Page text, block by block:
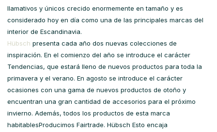
llamativos y únicos crecido enormemente en tamaño y es
considerado hoy en día como una de las principales marcas del
interior de Escandinavia.
Hübsch presenta cada año dos nuevas colecciones de
inspiración. En el comienzo del año se introduce el carácter
Tendencias, que estará lleno de nuevos productos para toda la
primavera y el verano. En agosto se introduce el carácter
ocasiones con una gama de nuevos productos de otoño y
encuentran una gran cantidad de accesorios para el próximo
invierno. Además, todos los productos de esta marca
habitablesProducimos Fairtrade. Hübsch Esto encaja